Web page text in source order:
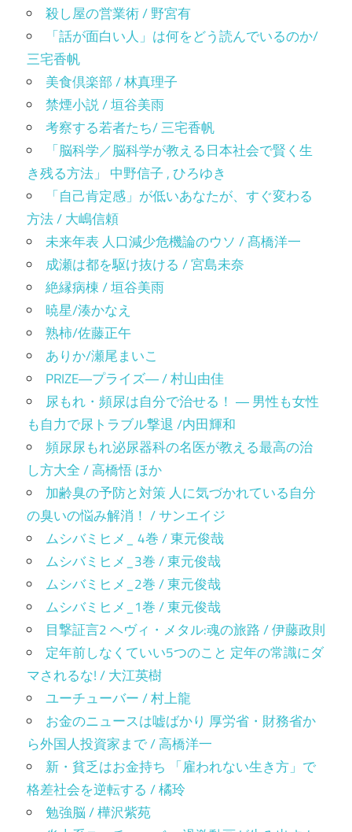
殺し屋の営業術 / 野宮有
「話が面白い人」は何をどう読んでいるのか/
三宅香帆
美食倶楽部 / 林真理子
禁煙小説 / 垣谷美雨
考察する若者たち/ 三宅香帆
「脳科学／脳科学が教える日本社会で賢く生
き残る方法」 中野信子 , ひろゆき
「自己肯定感」が低いあなたが、すぐ変わる
方法 / 大嶋信頼
未来年表 人口減少危機論のウソ / 髙橋洋一
成瀬は都を駆け抜ける / 宮島未奈
絶縁病棟 / 垣谷美雨
暁星/湊かなえ
熟柿/佐藤正午
ありか/瀬尾まいこ
PRIZE―プライズ― / 村山由佳
尿もれ・頻尿は自分で治せる！ ― 男性も女性
も自力で尿トラブル撃退 /内田輝和
頻尿尿もれ泌尿器科の名医が教える最高の治
し方大全 / 高橋悟 ほか
加齢臭の予防と対策 人に気づかれている自分
の臭いの悩み解消！ / サンエイジ
ムシバミヒメ_ 4巻 / 東元俊哉
ムシバミヒメ_3巻 / 東元俊哉
ムシバミヒメ_2巻 / 東元俊哉
ムシバミヒメ_1巻 / 東元俊哉
目撃証言2 ヘヴィ・メタル:魂の旅路 / 伊藤政則
定年前しなくていい5つのこと 定年の常識にダ
マされるな! / 大江英樹
ユーチューバー / 村上龍
お金のニュースは嘘ばかり 厚労省・財務省か
ら外国人投資家まで / 高橋洋一
新・貧乏はお金持ち 「雇われない生き方」で
格差社会を逆転する / 橘玲
勉強脳 / 樺沢紫苑